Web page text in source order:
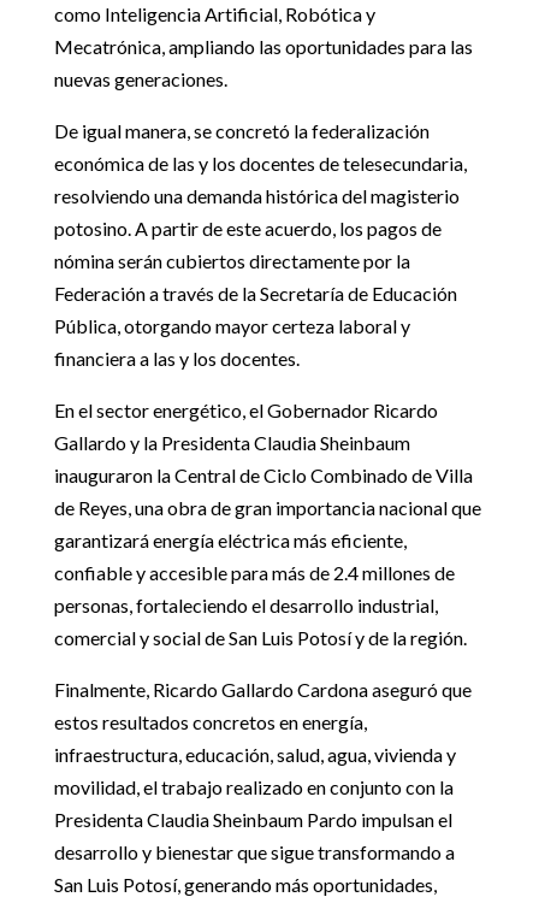
como Inteligencia Artificial, Robótica y
Mecatrónica, ampliando las oportunidades para las
nuevas generaciones.
De igual manera, se concretó la federalización
económica de las y los docentes de telesecundaria,
resolviendo una demanda histórica del magisterio
potosino. A partir de este acuerdo, los pagos de
nómina serán cubiertos directamente por la
Federación a través de la Secretaría de Educación
Pública, otorgando mayor certeza laboral y
financiera a las y los docentes.
En el sector energético, el Gobernador Ricardo
Gallardo y la Presidenta Claudia Sheinbaum
inauguraron la Central de Ciclo Combinado de Villa
de Reyes, una obra de gran importancia nacional que
garantizará energía eléctrica más eficiente,
confiable y accesible para más de 2.4 millones de
personas, fortaleciendo el desarrollo industrial,
comercial y social de San Luis Potosí y de la región.
Finalmente, Ricardo Gallardo Cardona aseguró que
estos resultados concretos en energía,
infraestructura, educación, salud, agua, vivienda y
movilidad, el trabajo realizado en conjunto con la
Presidenta Claudia Sheinbaum Pardo impulsan el
desarrollo y bienestar que sigue transformando a
San Luis Potosí, generando más oportunidades,